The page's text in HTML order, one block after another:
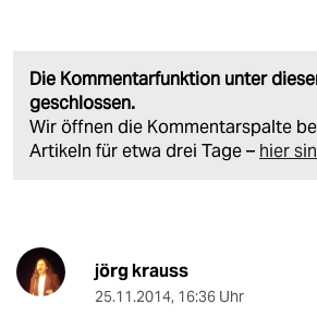
Die Kommentarfunktion unter
geschlossen.
Wir öffnen die Kommentarspalte
Artikeln für etwa drei Tage – hier
jörg krauss
25.11.2014, 16:36 Uhr